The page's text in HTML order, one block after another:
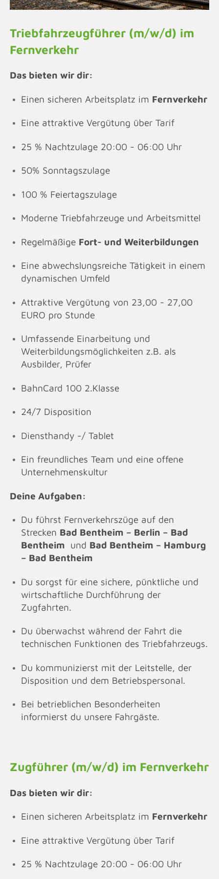
Triebfahrzeugführer (m/w/d) im
Fernverkehr
Das bieten wir dir:
Einen sicheren Arbeitsplatz im Fernverkehr
Eine attraktive Vergütung über Tarif
25 % Nachtzulage 20:00 - 06:00 Uhr
50% Sonntagszulage
100 % Feiertagszulage
Moderne Triebfahrzeuge und Arbeitsmittel
Regelmäßige Fort- und Weiterbildungen
Eine abwechslungsreiche Tätigkeit in einem
dynamischen Umfeld
Attraktive Vergütung von 23,00 - 27,00
EURO pro Stunde
Umfassende Einarbeitung und
Weiterbildungsmöglichkeiten z.B. als
Ausbilder, Prüfer
BahnCard 100 2.Klasse
24/7 Disposition
Diensthandy -/ Tablet
Ein freundliches Team und eine offene
Unternehmenskultur
Deine Aufgaben:
Du führst Fernverkehrszüge auf den
Strecken Bad Bentheim – Berlin – Bad
Bentheim und Bad Bentheim – Hamburg
– Bad Bentheim
Du sorgst für eine sichere, pünktliche und
wirtschaftliche Durchführung der
Zugfahrten.
Du überwachst während der Fahrt die
technischen Funktionen des Triebfahrzeugs.
Du kommunizierst mit der Leitstelle, der
Disposition und dem Betriebspersonal.
Bei betrieblichen Besonderheiten
informierst du unsere Fahrgäste.
Zugführer (m/w/d) im Fernverkehr
Das bieten wir dir:
Einen sicheren Arbeitsplatz im Fernverkehr
Eine attraktive Vergütung über Tarif
25 % Nachtzulage 20:00 - 06:00 Uhr